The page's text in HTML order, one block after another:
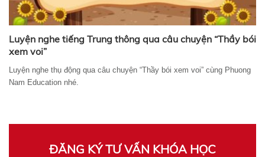
Luyện nghe tiếng Trung thông qua câu chuyện “Thầy bói
xem voi”
Luyện nghe thụ động qua câu chuyện “Thầy bói xem voi” cùng Phuong
Nam Education nhé.
ĐĂNG KÝ TƯ VẤN KHÓA HỌC